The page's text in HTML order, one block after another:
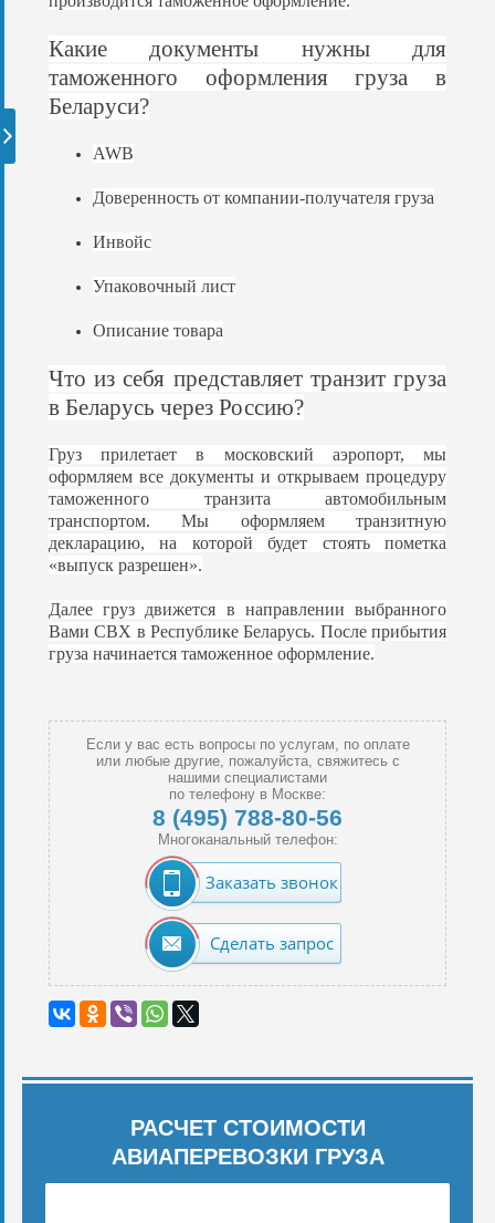
Какие документы нужны для
таможенного оформления груза в
Беларуси?
AWB
Доверенность от компании-получателя груза
Инвойс
Упаковочный лист
Описание товара
Что из себя представляет транзит груза
в Беларусь через Россию?
Груз прилетает в московский аэропорт, мы
оформляем все документы и открываем процедуру
таможенного транзита автомобильным
транспортом. Мы оформляем транзитную
декларацию, на которой будет стоять пометка
«выпуск разрешен».
Далее груз движется в направлении выбранного
Вами СВХ в Республике Беларусь. После прибытия
груза начинается таможенное оформление.
Если у вас есть вопросы по услугам, по оплате
или любые другие, пожалуйста, свяжитесь с
нашими специалистами
по телефону в Москве:
8 (495) 788-80-56
Многоканальный телефон:
Заказать звонок
Сделать запрос
РАСЧЕТ СТОИМОСТИ
АВИАПЕРЕВОЗКИ ГРУЗА